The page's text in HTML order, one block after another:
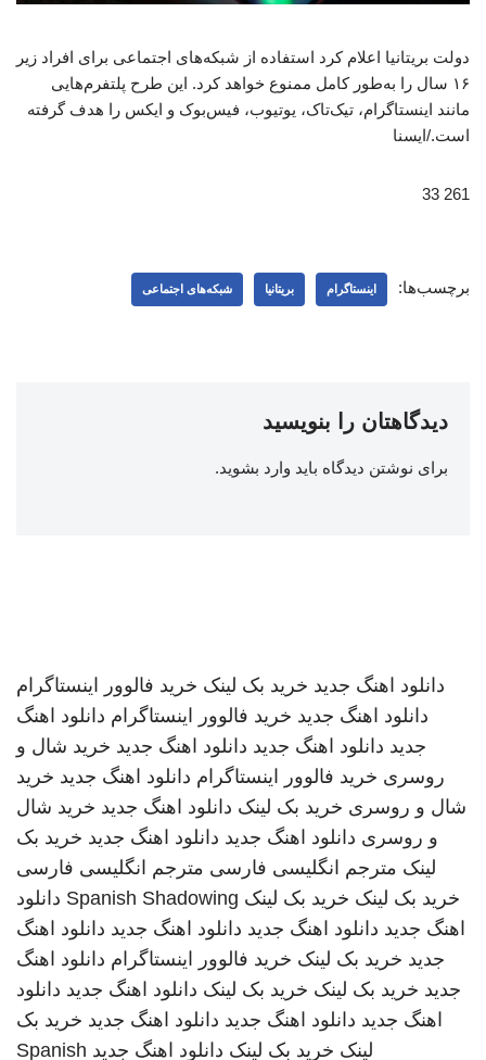
دولت بریتانیا اعلام کرد استفاده از شبکه‌های اجتماعی برای افراد زیر
۱۶ سال را به‌طور کامل ممنوع خواهد کرد. این طرح پلتفرم‌هایی
مانند اینستاگرام، تیک‌تاک، یوتیوب، فیس‌بوک و ایکس را هدف گرفته
است./ایسنا
261 33
برچسب‌ها: اینستاگرام بریتانیا شبکه‌‌های اجتماعی
دیدگاهتان را بنویسید
برای نوشتن دیدگاه باید وارد بشوید.
دانلود اهنگ جدید خرید بک لینک خرید فالوور اینستاگرام
دانلود اهنگ جدید خرید فالوور اینستاگرام دانلود اهنگ
جدید دانلود اهنگ جدید دانلود اهنگ جدید خرید شال و
روسری خرید فالوور اینستاگرام دانلود اهنگ جدید خرید
شال و روسری خرید بک لینک دانلود اهنگ جدید خرید شال
و روسری دانلود اهنگ جدید دانلود اهنگ جدید خرید بک
لینک مترجم انگلیسی فارسی مترجم انگلیسی فارسی
خرید بک لینک خرید بک لینک Spanish Shadowing دانلود
اهنگ جدید دانلود اهنگ جدید دانلود اهنگ جدید دانلود اهنگ
جدید خرید بک لینک خرید فالوور اینستاگرام دانلود اهنگ
جدید خرید بک لینک خرید بک لینک دانلود اهنگ جدید دانلود
اهنگ جدید دانلود اهنگ جدید دانلود اهنگ جدید خرید بک
لینک خرید بک لینک دانلود اهنگ جدید Spanish